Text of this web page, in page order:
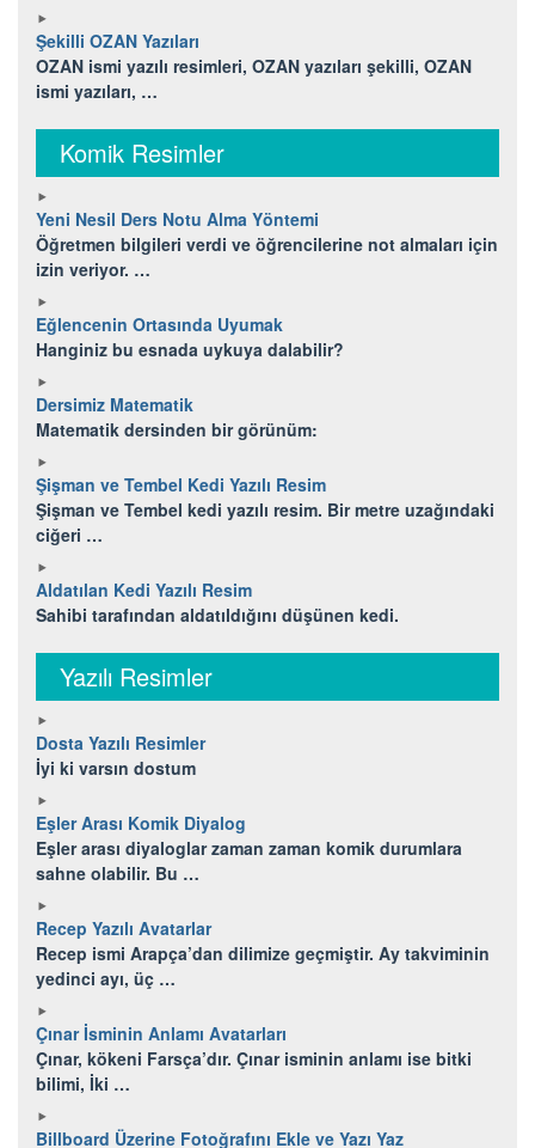
Şekilli OZAN Yazıları
OZAN ismi yazılı resimleri, OZAN yazıları şekilli, OZAN
ismi yazıları, …
Komik Resimler
Yeni Nesil Ders Notu Alma Yöntemi
Öğretmen bilgileri verdi ve öğrencilerine not almaları için
izin veriyor. …
Eğlencenin Ortasında Uyumak
Hanginiz bu esnada uykuya dalabilir?
Dersimiz Matematik
Matematik dersinden bir görünüm:
Şişman ve Tembel Kedi Yazılı Resim
Şişman ve Tembel kedi yazılı resim. Bir metre uzağındaki
ciğeri …
Aldatılan Kedi Yazılı Resim
Sahibi tarafından aldatıldığını düşünen kedi.
Yazılı Resimler
Dosta Yazılı Resimler
İyi ki varsın dostum
Eşler Arası Komik Diyalog
Eşler arası diyaloglar zaman zaman komik durumlara
sahne olabilir. Bu …
Recep Yazılı Avatarlar
Recep ismi Arapça’dan dilimize geçmiştir. Ay takviminin
yedinci ayı, üç …
Çınar İsminin Anlamı Avatarları
Çınar, kökeni Farsça’dır. Çınar isminin anlamı ise bitki
bilimi, İki …
Billboard Üzerine Fotoğrafını Ekle ve Yazı Yaz